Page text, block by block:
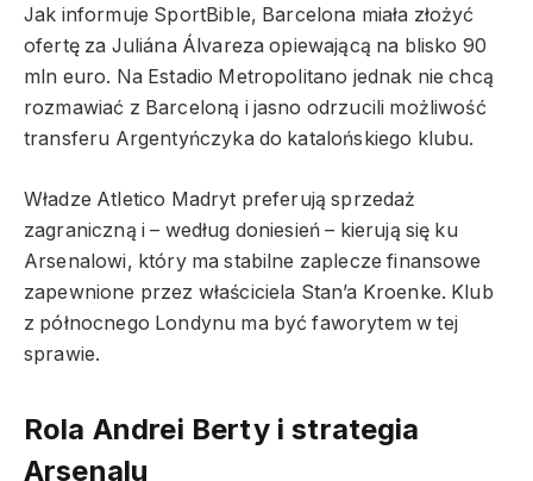
Jak informuje SportBible, Barcelona miała złożyć
ofertę za Juliána Álvareza opiewającą na blisko 90
mln euro. Na Estadio Metropolitano jednak nie chcą
rozmawiać z Barceloną i jasno odrzucili możliwość
transferu Argentyńczyka do katalońskiego klubu.
Władze Atletico Madryt preferują sprzedaż
zagraniczną i – według doniesień – kierują się ku
Arsenalowi, który ma stabilne zaplecze finansowe
zapewnione przez właściciela Stan’a Kroenke. Klub
z północnego Londynu ma być faworytem w tej
sprawie.
Rola Andrei Berty i strategia
Arsenalu